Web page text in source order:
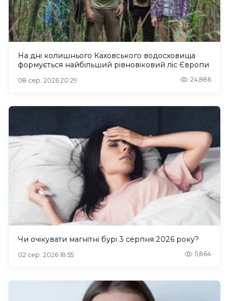
На дні колишнього Каховського водосховища
формується найбільший рівновіковий ліс Європи
08 сер. 2026 20:29 24,886
Чи очікувати магнітні бурі 3 серпня 2026 року?
02 сер. 2026 18:55 5,864